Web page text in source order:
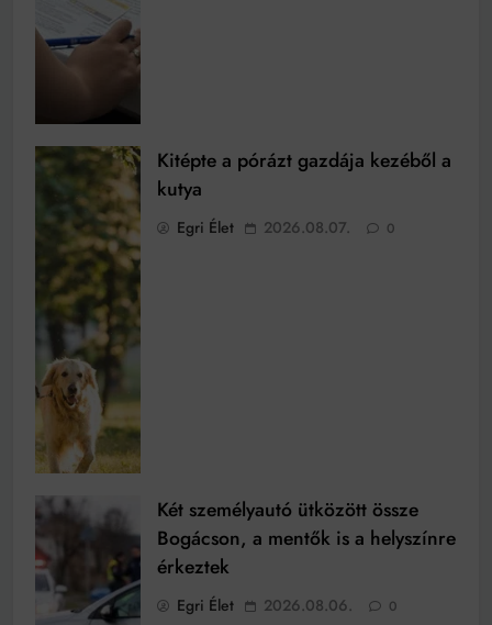
Kitépte a pórázt gazdája kezéből a
kutya
Egri Élet 2026.08.07. 0
Két személyautó ütközött össze
Bogácson, a mentők is a helyszínre
érkeztek
Egri Élet 2026.08.06. 0